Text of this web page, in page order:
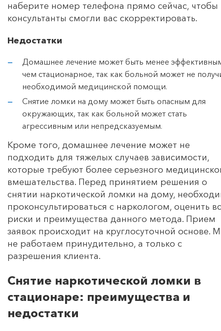
наберите номер телефона прямо сейчас, чтобы
консультанты смогли вас скорректировать.
Недостатки
Домашнее лечение может быть менее
чем стационарное, так как больной может не
необходимой медицинской помощи.
Снятие ломки на дому может быть опасным для
окружающих, так как больной может стать
агрессивным или непредсказуемым.
Кроме того, домашнее лечение может не
подходить для тяжелых случаев зависимости,
которые требуют более серьезного
вмешательства. Перед принятием решения о
снятии наркотической ломки на дому,
проконсультироваться с наркологом, оценить
риски и преимущества данного метода. Прием
заявок происходит на круглосуточной основе.
не работаем принудительно, а только с
разрешения клиента.
Снятие наркотической ломки в
стационаре: преимущества и
недостатки